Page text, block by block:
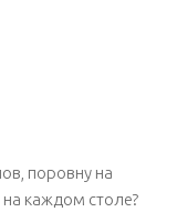
поровну на
каждом столе?